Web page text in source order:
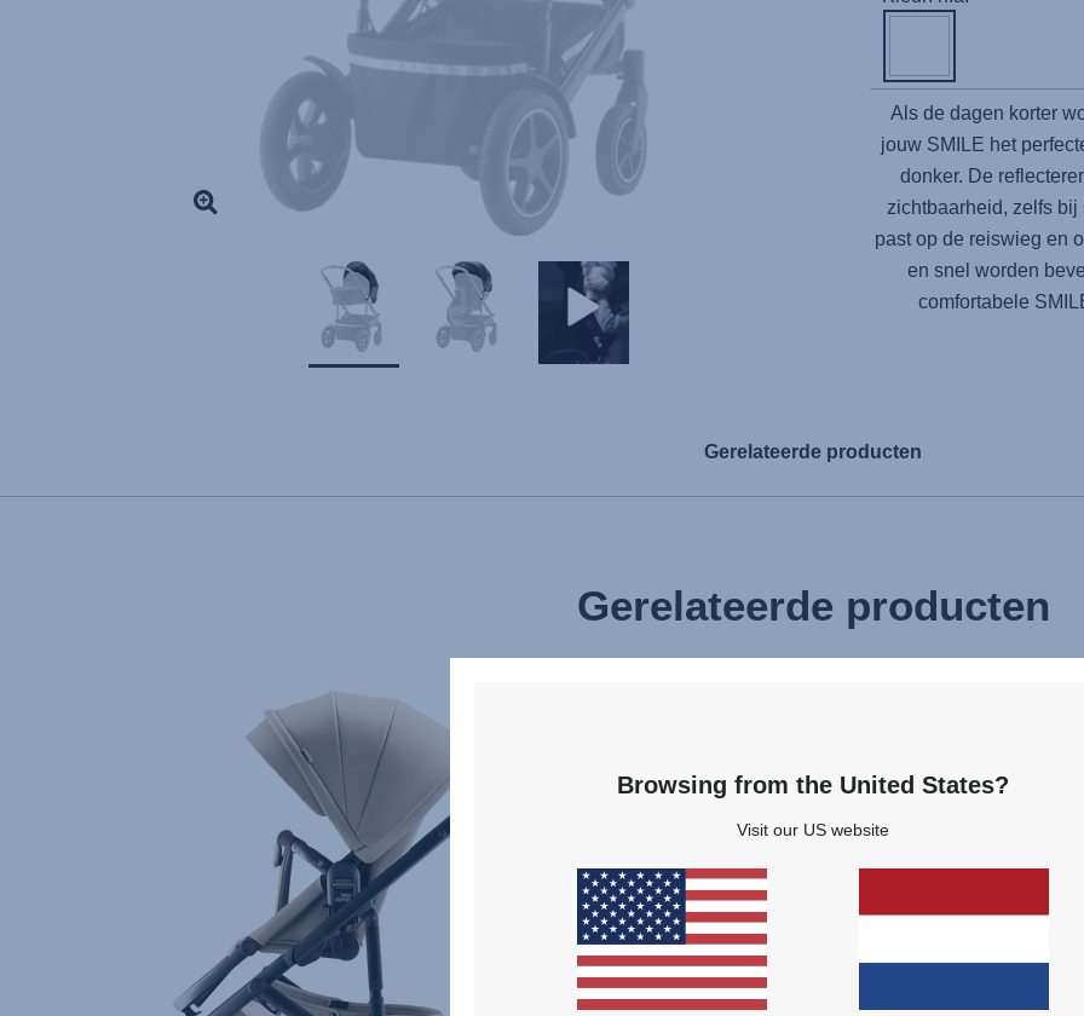
Als de dagen korter
jouw SMILE het
donker. De
zichtbaarheid, zelfs
past op de reiswieg en
en snel worden
comfortabele
Gerelateerde producten
Gerelateerde producten
Browsing from the United States?
Visit our US website